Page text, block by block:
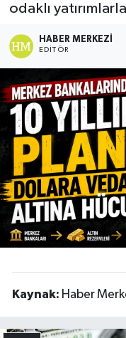
odaklı
HABER MERKEZI
EDITÖR
Kaynak: Haber